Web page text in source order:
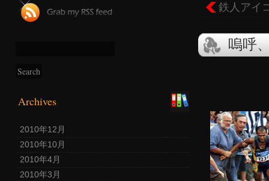
Archives
2010年12月
2010年10月
2010年4月
2010年3月
鉄人アイ
嗚呼